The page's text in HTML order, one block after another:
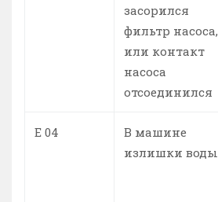
засорился
фильтр насоса,
или контакт
насоса
отсоединился
E 04
В машине
излишки воды